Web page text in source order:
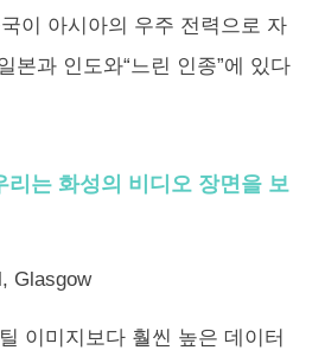
이 아시아의 우주 전력으로 자
본과 인도와“느린 인종”에 있다
는 화성의 비디오 장면을 보
Glasgow
이미지보다 훨씬 높은 데이터